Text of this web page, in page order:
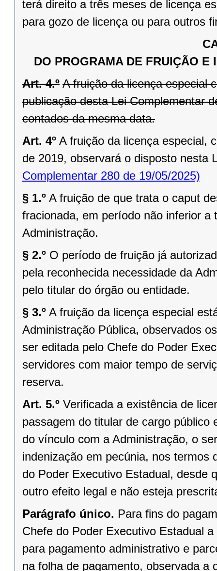
terá direito a três meses de licença
para gozo de licença ou para outros
DO PROGRAMA DE FRUIÇÃO
Art. 4.º A fruição da licença especial
publicação desta Lei Complementar
contados da mesma data.
Art. 4º A fruição da licença especial,
de 2019, observará o disposto nesta
Complementar 280 de 19/05/2025)
§ 1.º A fruição de que trata o caput
fracionada, em período não inferior
Administração.
§ 2.º O período de fruição já
pela reconhecida necessidade da
pelo titular do órgão ou entidade.
§ 3.º A fruição da licença especial
Administração Pública, observados
ser editada pelo Chefe do Poder
servidores com maior tempo de
reserva.
Art. 5.º Verificada a existência de
passagem do titular de cargo público
do vínculo com a Administração, o
indenização em pecúnia, nos termos
do Poder Executivo Estadual, desde
outro efeito legal e não esteja
Parágrafo único. Para fins do
Chefe do Poder Executivo Estadual
para pagamento administrativo e
na folha de pagamento, observada a